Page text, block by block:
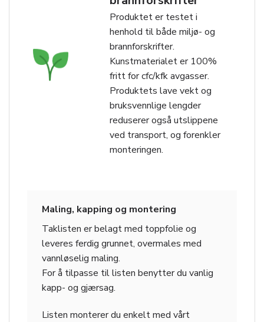
Produktet er testet i
henhold til både miljø- og
brannforskrifter.
Kunstmaterialet er 100%
fritt for cfc/kfk avgasser.
Produktets lave vekt og
bruksvennlige lengder
reduserer også utslippene
ved transport, og forenkler
monteringen.
Maling, kapping og montering
Taklisten er belagt med toppfolie og
leveres ferdig grunnet, overmales med
vannløselig maling.
For å tilpasse til listen benytter du vanlig
kapp- og gjærsag.
Listen monterer du enkelt med vårt